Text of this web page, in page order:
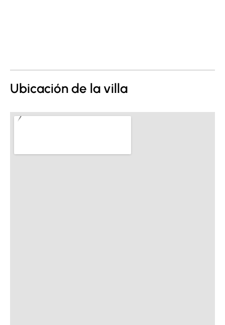
Ubicación de la villa